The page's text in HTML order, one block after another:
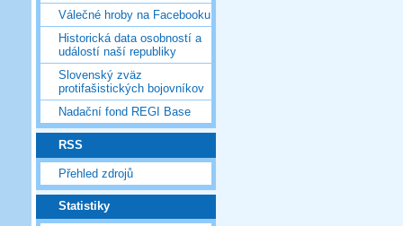
Válečné hroby na Facebooku
Historická data osobností a
událostí naší republiky
Slovenský zväz
protifašistických bojovníkov
Nadační fond REGI Base
RSS
Přehled zdrojů
Statistiky